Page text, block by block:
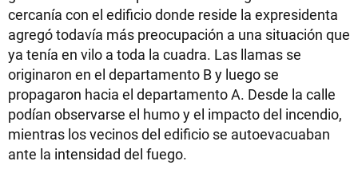
cercanía con el edificio donde reside la expresidenta
agregó todavía más preocupación a una situación que
ya tenía en vilo a toda la cuadra. Las llamas se
originaron en el departamento B y luego se
propagaron hacia el departamento A. Desde la calle
podían observarse el humo y el impacto del incendio,
mientras los vecinos del edificio se autoevacuaban
ante la intensidad del fuego.